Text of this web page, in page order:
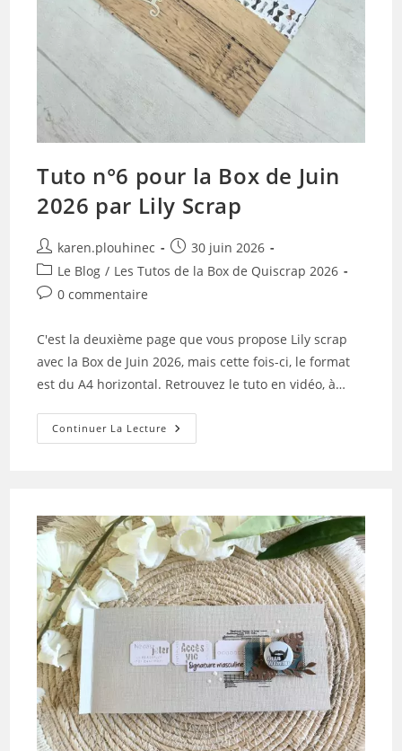
Tuto n°6 pour la Box de Juin
2026 par Lily Scrap
Auteur/autrice
de
la
publication :
karen.plouhinec
Publication
publiée :
30 juin 2026
Post
category:
Le Blog / Les Tutos de la Box de Quiscrap 2026
Commentaires
la
publication :
0 commentaire
C'est la deuxième page que vous propose Lily scrap
avec la Box de Juin 2026, mais cette fois-ci, le format
est du A4 horizontal. Retrouvez le tuto en vidéo, à…
Continuer La Lecture Tuto
N°6
2026
Par
Lily
Scrap